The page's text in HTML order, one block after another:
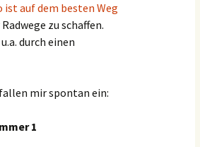
ist auf dem besten Weg
zu schaffen.
durch einen
mir spontan ein:
1